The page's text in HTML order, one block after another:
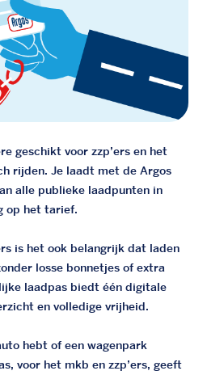
geschikt voor zzp’ers en het
rijden. Je laadt met de Argos
alle publieke laadpunten in
op het tarief.
is het ook belangrijk dat laden
losse bonnetjes of extra
laadpas biedt één digitale
en volledige vrijheid.
hebt of een wagenpark
voor het mkb en zzp’ers, geeft